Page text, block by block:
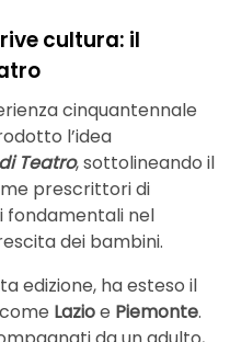
cultura: il
cinquantennale
l’idea
Teatro, sottolineando il
prescrittori di
fondamentali nel
dei bambini.
edizione, ha esteso il
Lazioe Piemonte.